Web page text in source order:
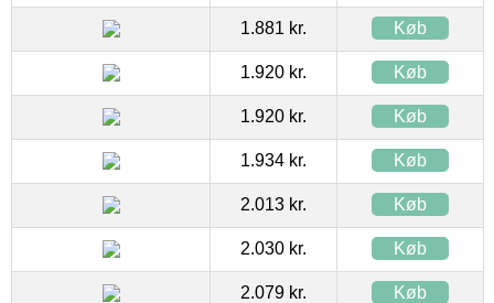
1.881 kr. Køb
1.920 kr. Køb
1.920 kr. Køb
1.934 kr. Køb
2.013 kr. Køb
2.030 kr. Køb
2.079 kr. Køb